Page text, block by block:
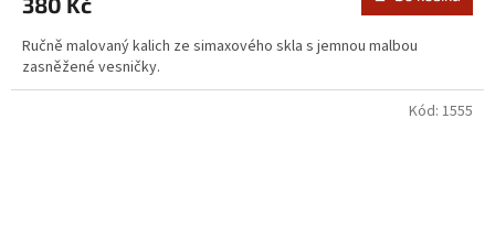
Ručně malovaný kalich ze simaxového skla s jemnou malbou
zasněžené vesničky.
Kód: 1555